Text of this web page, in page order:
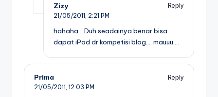
Zizy
Reply
21/05/2011, 2:21 PM
hahaha… Duh seadainya benar bisa
dapat iPad dr kompetisi blog…. mauuu….
Prima
Reply
21/05/2011, 12:03 PM